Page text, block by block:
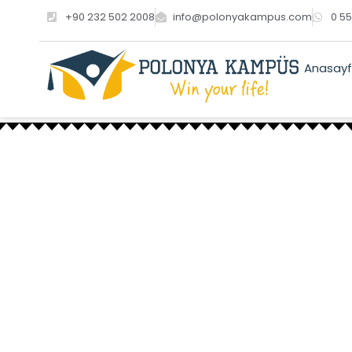
+90 232 502 2008 info@polonyakampus.com 0